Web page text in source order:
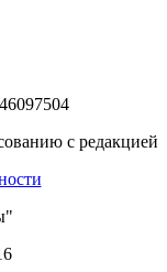
с редакцией